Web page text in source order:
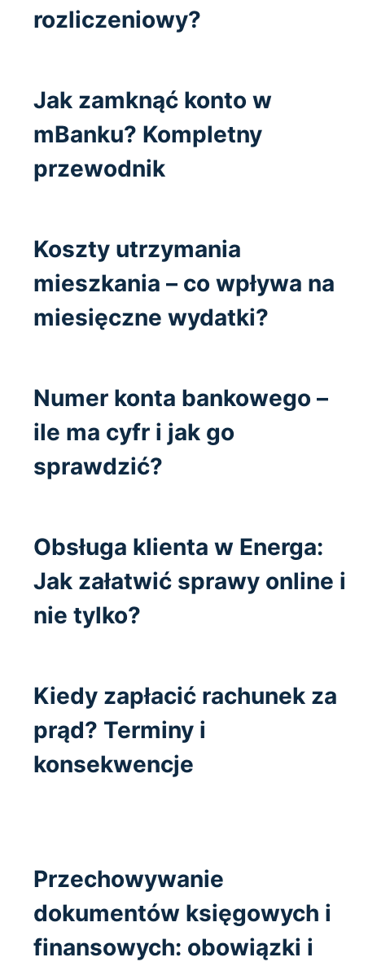
rozliczeniowy?
Jak zamknąć konto w
mBanku? Kompletny
przewodnik
Koszty utrzymania
mieszkania – co wpływa na
miesięczne wydatki?
Numer konta bankowego –
ile ma cyfr i jak go
sprawdzić?
Obsługa klienta w Energa:
Jak załatwić sprawy online i
nie tylko?
Kiedy zapłacić rachunek za
prąd? Terminy i
konsekwencje
Przechowywanie
dokumentów księgowych i
finansowych: obowiązki i